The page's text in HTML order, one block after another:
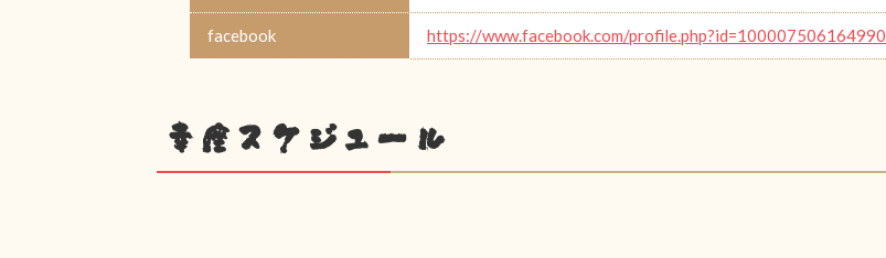
facebook https://www.facebook.com/profile.php?id=100007506164990
幸座スケジュール